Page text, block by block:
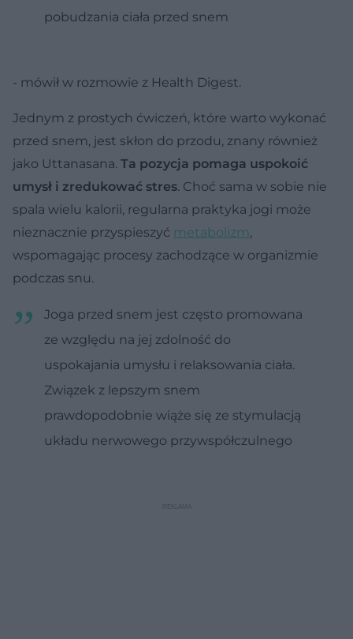
pobudzania ciała przed snem
- mówił w rozmowie z Health Digest.
Jednym z prostych ćwiczeń, które warto wykonać
przed snem, jest skłon do przodu, znany również
jako Uttanasana. Ta pozycja pomaga uspokoić
umysł i zredukować stres. Choć sama w sobie nie
spala wielu kalorii, regularna praktyka jogi może
nieznacznie przyspieszyć metabolizm,
wspomagając procesy zachodzące w organizmie
podczas snu.
Joga przed snem jest często promowana
ze względu na jej zdolność do
uspokajania umysłu i relaksowania ciała.
Związek z lepszym snem
prawdopodobnie wiąże się ze stymulacją
układu nerwowego przywspółczulnego